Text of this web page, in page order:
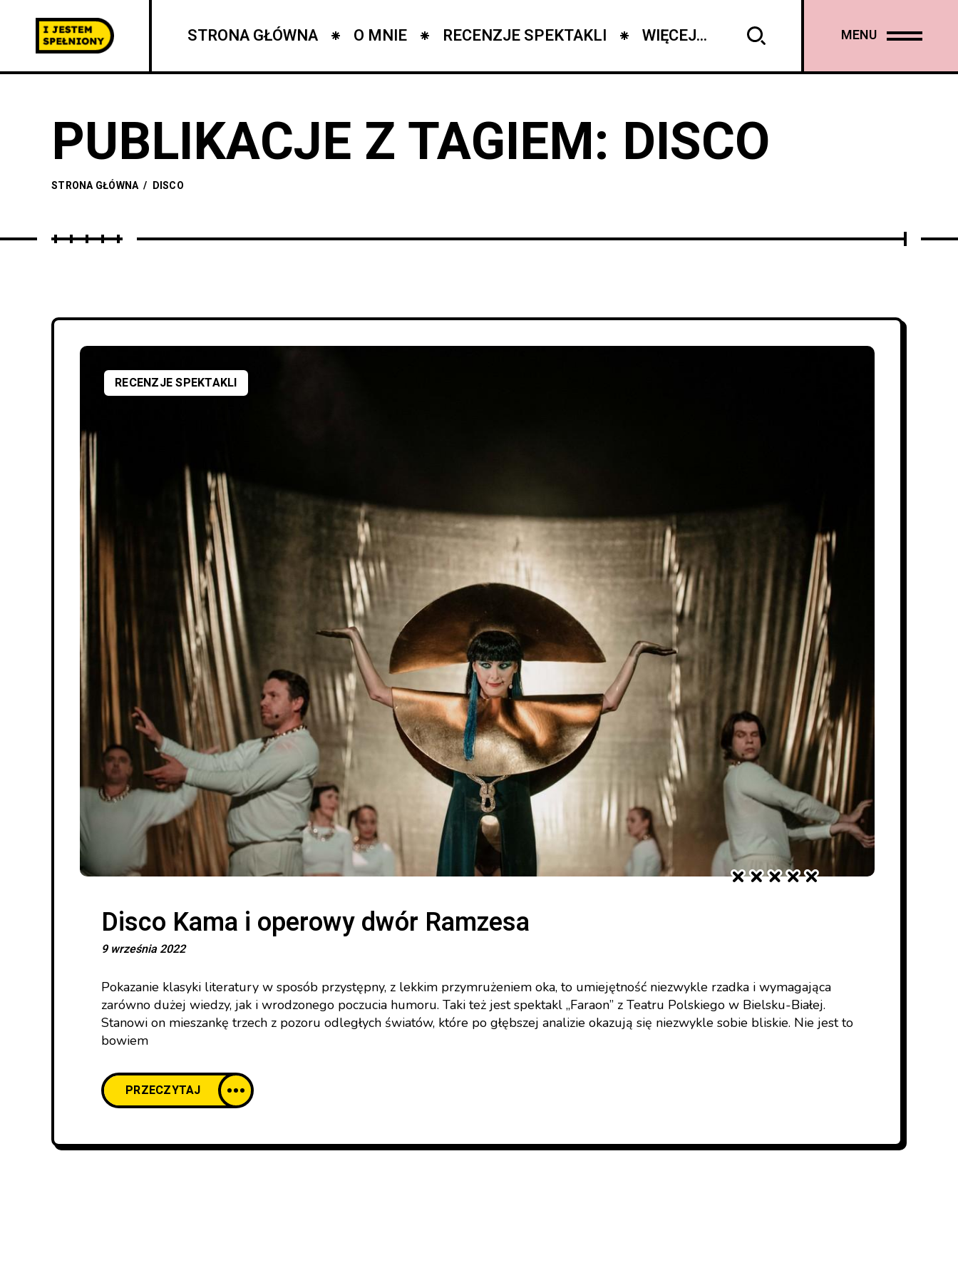
RECENZJE SPEKTAKLI
A ty jak masz na imię?
RECENZJE SPEKTAKLI
Badając granice
RECENZJE SPEKTAKLI
Pomilczmy w zachwycie
STRONA GŁÓWNA O MNIE RECENZJE SPEKTAKLI WIĘCEJ... MENU
PUBLIKACJE Z TAGIEM: DISCO
STRONA GŁÓWNA / DISCO
RECENZJE SPEKTAKLI
Disco Kama i operowy dwór Ramzesa
9 września 2022
Pokazanie klasyki literatury w sposób przystępny, z lekkim przymrużeniem oka, to umiejętność niezwykle rzadka i wymagająca
zarówno dużej wiedzy, jak i wrodzonego poczucia humoru. Taki też jest spektakl „Faraon” z Teatru Polskiego w Bielsku-Białej.
Stanowi on mieszankę trzech z pozoru odległych światów, które po głębszej analizie okazują się niezwykle sobie bliskie. Nie jest to
bowiem
PRZECZYTAJ